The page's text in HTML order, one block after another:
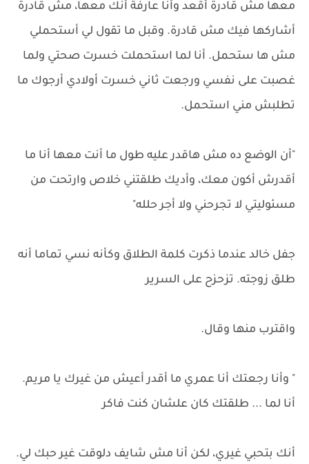
معها مش قادرة أقعد وأنا عارفة أنك معها، مش قادرة
أشاركها فيك مش قادرة. وقبل ما تقول لي أستحملي
مش ها ستحمل. أنا لما استحملت خسرت صحتي ولما
غصبت على نفسي ورجعت ثاني خسرت أولادي أرجوك ما
تطلبش مني استحمل.
"أن الوضع ده مش هاقدر عليه طول ما أنت معها أنا ما
أقدرش أكون معك، وأديك طلقتني خلاص وارتحت من
مسئوليتي لا تجرحني ولا أجر حلله"
جفل خالد عندما ذكرت كلمة الطلاق وكأنه نسي تماما أنه
طلق زوجته. تزحزح على السرير
واقترب منها وقال.
" وأنا رجعتك أنا عمري ما أقدر أعيش من غيرك يا مريم.
أنا لما ... طلقتك كان علشان كنت فاكر
أنك بتحبي غيري، لكن أنا مش شايف دلوقت غير حبك لي.